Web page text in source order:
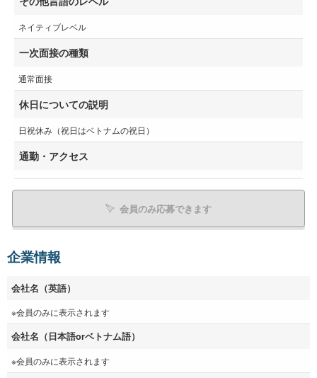
ネイティブレベル
一次面接の種類
通常面接
休日についての説明
日祝休み（祝日はベトナムの祝日）
通勤・アクセス
会員のみ応募できます
企業情報
会社名（英語）
※会員のみに表示されます
会社名（日本語orベトナム語）
※会員のみに表示されます